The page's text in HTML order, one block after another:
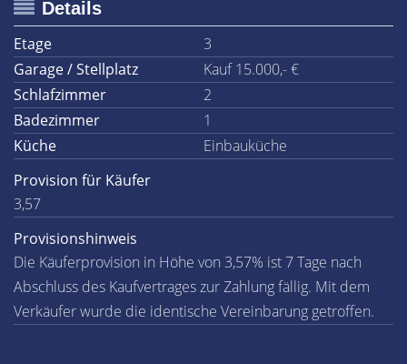
Details
Etage
3
Garage / Stellplatz
Kauf 15.000,- €
Schlafzimmer
2
Badezimmer
1
Küche
Einbauküche
Provision für Käufer
3,57
Provisionshinweis
Die Käuferprovision in Höhe von 3,57% ist 7 Tage nach
Abschluss des Kaufvertrages zur Zahlung fällig. Mit dem
Verkäufer wurde die identische Vereinbarung getroffen.